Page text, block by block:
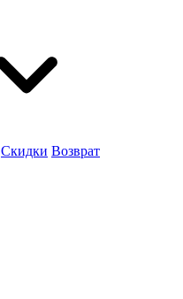
Скидки Возврат